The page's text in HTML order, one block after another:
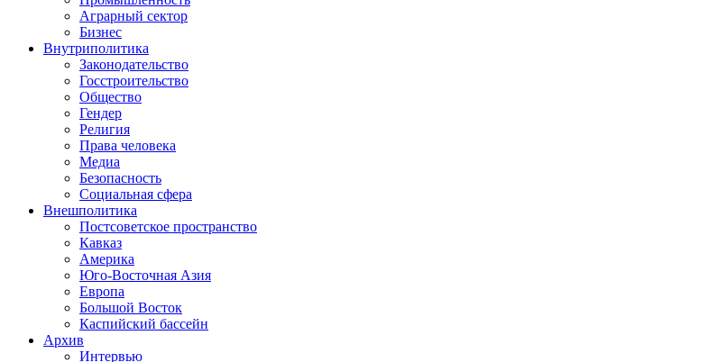
Аграрный сектор
Бизнес
Внутриполитика
Законодательство
Госстроительство
Общество
Гендер
Религия
Права человека
Медиа
Безопасность
Социальная сфера
Внешполитика
Постсоветское пространство
Кавказ
Америка
Юго-Восточная Азия
Европа
Большой Восток
Каспийский бассейн
Архив
Интервью